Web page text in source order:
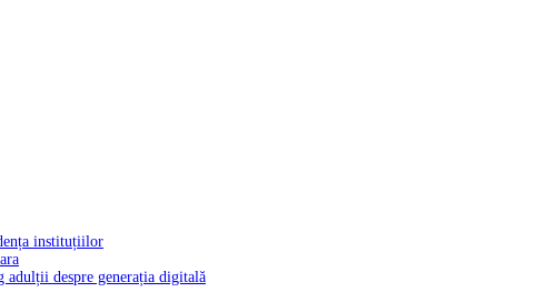
instituțiilor
adulții despre generația digitală